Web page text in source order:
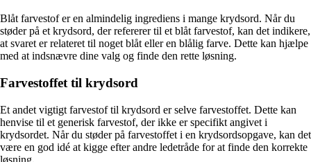
Blåt farvestof er en almindelig ingrediens i mange krydsord. Når du
støder på et krydsord, der refererer til et blåt farvestof, kan det indikere,
at svaret er relateret til noget blåt eller en blålig farve. Dette kan hjælpe
med at indsnævre dine valg og finde den rette løsning.
Farvestoffet til krydsord
Et andet vigtigt farvestof til krydsord er selve farvestoffet. Dette kan
henvise til et generisk farvestof, der ikke er specifikt angivet i
krydsordet. Når du støder på farvestoffet i en krydsordsopgave, kan det
være en god idé at kigge efter andre ledetråde for at finde den korrekte
løsning.